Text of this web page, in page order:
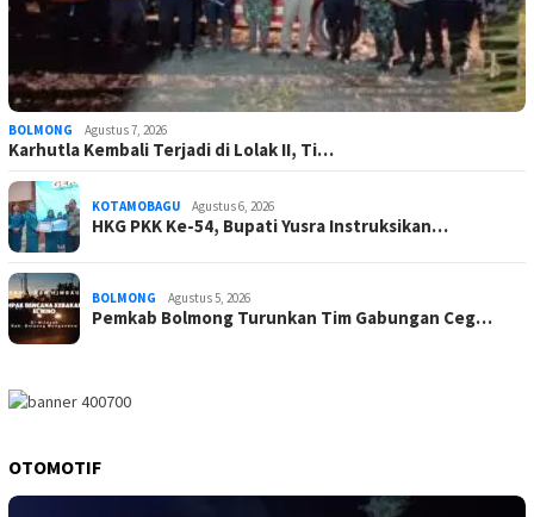
BOLMONG Agustus 7, 2026
Karhutla Kembali Terjadi di Lolak II, Ti…
KOTAMOBAGU Agustus 6, 2026
HKG PKK Ke-54, Bupati Yusra Instruksikan…
BOLMONG Agustus 5, 2026
Pemkab Bolmong Turunkan Tim Gabungan Ceg…
OTOMOTIF